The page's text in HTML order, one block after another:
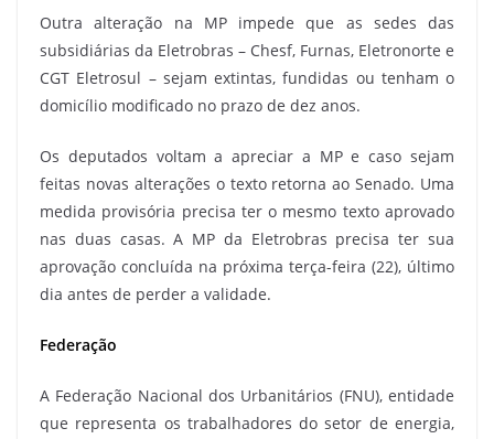
Outra alteração na MP impede que as sedes das
subsidiárias da Eletrobras – Chesf, Furnas, Eletronorte e
CGT Eletrosul – sejam extintas, fundidas ou tenham o
domicílio modificado no prazo de dez anos.
Os deputados voltam a apreciar a MP e caso sejam
feitas novas alterações o texto retorna ao Senado. Uma
medida provisória precisa ter o mesmo texto aprovado
nas duas casas. A MP da Eletrobras precisa ter sua
aprovação concluída na próxima terça-feira (22), último
dia antes de perder a validade.
Federação
A Federação Nacional dos Urbanitários (FNU), entidade
que representa os trabalhadores do setor de energia,